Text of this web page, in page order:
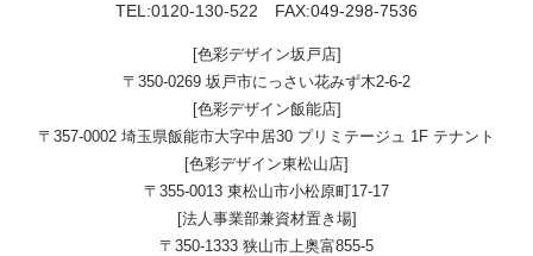
TEL:0120-130-522 FAX:049-298-7536
[色彩デザイン坂戸店]
〒350-0269 坂戸市にっさい花みず木2-6-2
[色彩デザイン飯能店]
〒357-0002 埼玉県飯能市大字中居30 プリミテージュ 1F テナント
[色彩デザイン東松山店]
〒355-0013 東松山市小松原町17-17
[法人事業部兼資材置き場]
〒350-1333 狭山市上奥富855-5